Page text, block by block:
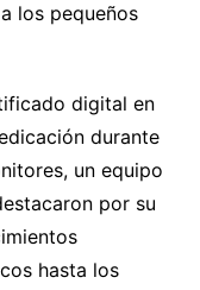
los pequeños
digital en
durante
un equipo
por su
hasta los